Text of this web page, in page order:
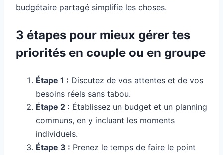
budgétaire partagé simplifie les choses.
3 étapes pour mieux gérer tes
priorités en couple ou en groupe
Étape 1 : Discutez de vos attentes et de vos
besoins réels sans tabou.
Étape 2 : Établissez un budget et un planning
communs, en y incluant les moments
individuels.
Étape 3 : Prenez le temps de faire le point